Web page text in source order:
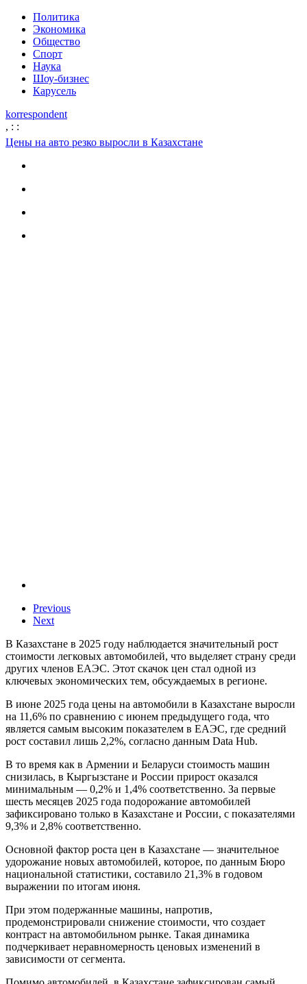
Политика
Экономика
Общество
Спорт
Наука
Шоу-бизнес
Карусель
korrespondent
, : :
Цены на авто резко выросли в Казахстане
Previous
Next
В Казахстане в 2025 году наблюдается значительный рост
стоимости легковых автомобилей, что выделяет страну среди
других членов ЕАЭС. Этот скачок цен стал одной из
ключевых экономических тем, обсуждаемых в регионе.
В июне 2025 года цены на автомобили в Казахстане выросли
на 11,6% по сравнению с июнем предыдущего года, что
является самым высоким показателем в ЕАЭС, где средний
рост составил лишь 2,2%, согласно данным Data Hub.
В то время как в Армении и Беларуси стоимость машин
снизилась, в Кыргызстане и России прирост оказался
минимальным — 0,2% и 1,4% соответственно. За первые
шесть месяцев 2025 года подорожание автомобилей
зафиксировано только в Казахстане и России, с показателями
9,3% и 2,8% соответственно.
Основной фактор роста цен в Казахстане — значительное
удорожание новых автомобилей, которое, по данным Бюро
национальной статистики, составило 21,3% в годовом
выражении по итогам июня.
При этом подержанные машины, напротив,
продемонстрировали снижение стоимости, что создает
контраст на автомобильном рынке. Такая динамика
подчеркивает неравномерность ценовых изменений в
зависимости от сегмента.